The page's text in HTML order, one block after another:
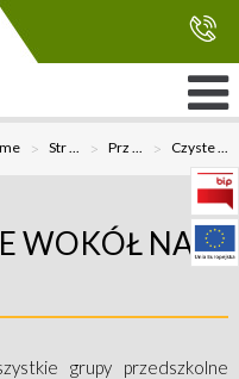
> Str ... > Prz ... > Czyste ...
WOKÓŁ NAS -
grupy przedszkolne